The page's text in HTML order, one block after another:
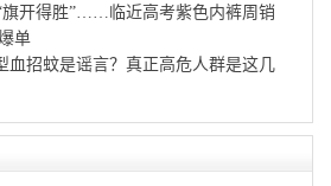
旗开得胜”……临近高考紫色内裤周销
单
血招蚊是谣言？真正高危人群是这几